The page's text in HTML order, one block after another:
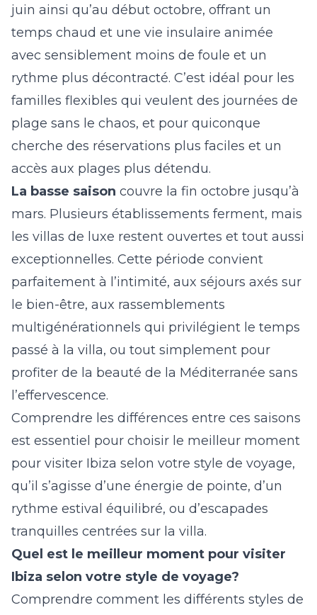
juin ainsi qu’au début octobre, offrant un
temps chaud et une vie insulaire animée
avec sensiblement moins de foule et un
rythme plus décontracté. C’est idéal pour les
familles flexibles qui veulent des journées de
plage sans le chaos, et pour quiconque
cherche des réservations plus faciles et un
accès aux plages plus détendu.
La basse saison couvre la fin octobre jusqu’à
mars. Plusieurs établissements ferment, mais
les villas de luxe restent ouvertes et tout aussi
exceptionnelles. Cette période convient
parfaitement à l’intimité, aux séjours axés sur
le bien-être, aux rassemblements
multigénérationnels qui privilégient le temps
passé à la villa, ou tout simplement pour
profiter de la beauté de la Méditerranée sans
l’effervescence.
Comprendre les différences entre ces saisons
est essentiel pour choisir le meilleur moment
pour visiter Ibiza selon votre style de voyage,
qu’il s’agisse d’une énergie de pointe, d’un
rythme estival équilibré, ou d’escapades
tranquilles centrées sur la villa.
Quel est le meilleur moment pour visiter
Ibiza selon votre style de voyage?
Comprendre comment les différents styles de